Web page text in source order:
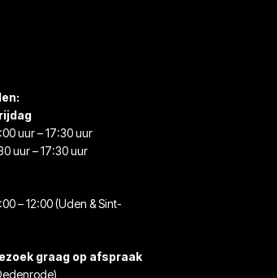
uur – 17:30 uur
uur – 17:30 uur
– 12:00 (Uden & Sint-
graag op afspraak